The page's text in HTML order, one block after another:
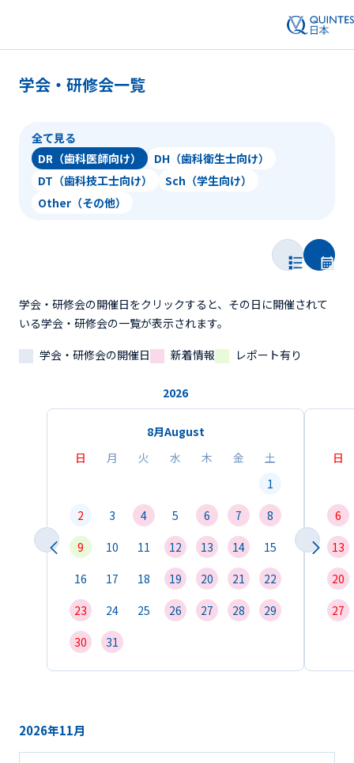
学会・研修会一覧
全て見る
DR（歯科医師向け）
DH（歯科衛生士向け）
DT（歯科技工士向け）
Sch（学生向け）
Other（その他）
学会・研修会の開催日をクリックすると、その日に開催されて
いる学会・研修会の一覧が表示されます。
学会・研修会の開催日
新着情報 レポート有り
2026
8月August
日
月 火 水 木 金
土
1
2
3 4 5 6 7
8
9
10 11 12 13 14
15
16
17 18 19 20 21
22
23
24 25 26 27 28
29
30
31
日
6
13
20
27
2026年11月